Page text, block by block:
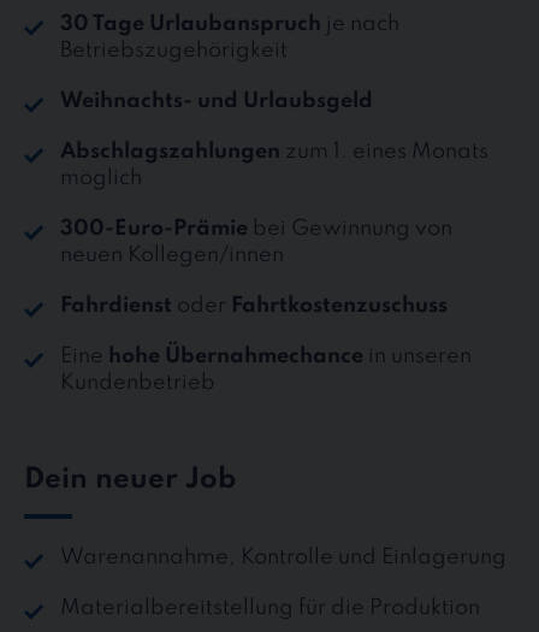
30 Tage Urlaubanspruch je nach
Betriebszugehörigkeit
Weihnachts- und Urlaubsgeld
Abschlagszahlungen zum 1. eines Monats
möglich
300-Euro-Prämie bei Gewinnung von
neuen Kollegen/innen
Fahrdienst oder Fahrtkostenzuschuss
Eine hohe Übernahmechance in unseren
Kundenbetrieb
Dein neuer Job
Warenannahme, Kontrolle und Einlagerung
Materialbereitstellung für die Produktion